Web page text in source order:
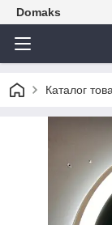
Domaks
Каталог